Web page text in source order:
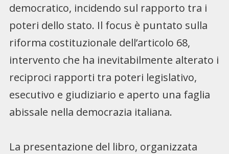
democratico, incidendo sul rapporto tra i
poteri dello stato. Il focus è puntato sulla
riforma costituzionale dell’articolo 68,
intervento che ha inevitabilmente alterato i
reciproci rapporti tra poteri legislativo,
esecutivo e giudiziario e aperto una faglia
abissale nella democrazia italiana.
La presentazione del libro, organizzata